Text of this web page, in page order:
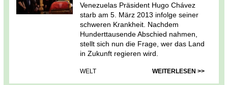
Venezuelas Präsident Hugo Chávez
starb am 5. März 2013 infolge seiner
schweren Krankheit. Nachdem
Hunderttausende Abschied nahmen,
stellt sich nun die Frage, wer das Land
in Zukunft regieren wird.
WELT WEITERLESEN >>